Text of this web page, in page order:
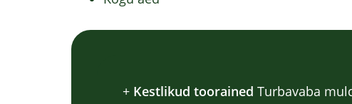
+ Kestlikud toorained Turbavaba